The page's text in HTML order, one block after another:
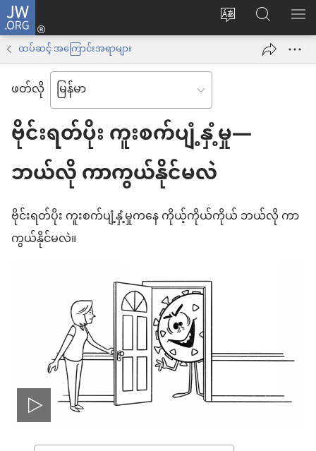
JW.ORG
ဝ
ကို
Log
in
အသစ်
ဖွ
င့်
နေ
ပါ
JW.ORG
ရှာ
ထပ်ဆင့် အကြောင်းအရာများ
ဖတ်လို
ဗိုင်းရတ်ပိုး ကူးစက်ပျံ့နှံ့မှု—
ဘယ်လို ကာကွယ်နိုင်မလဲ
ဗိုင်းရတ်ပိုး ကူးစက်ပျံ့နှံ့မှုကနေ ကိုယ့်ကိုယ်ကိုယ် ဘယ်လို ကာ
ကွယ်နိုင်မလဲ။
ဗီ